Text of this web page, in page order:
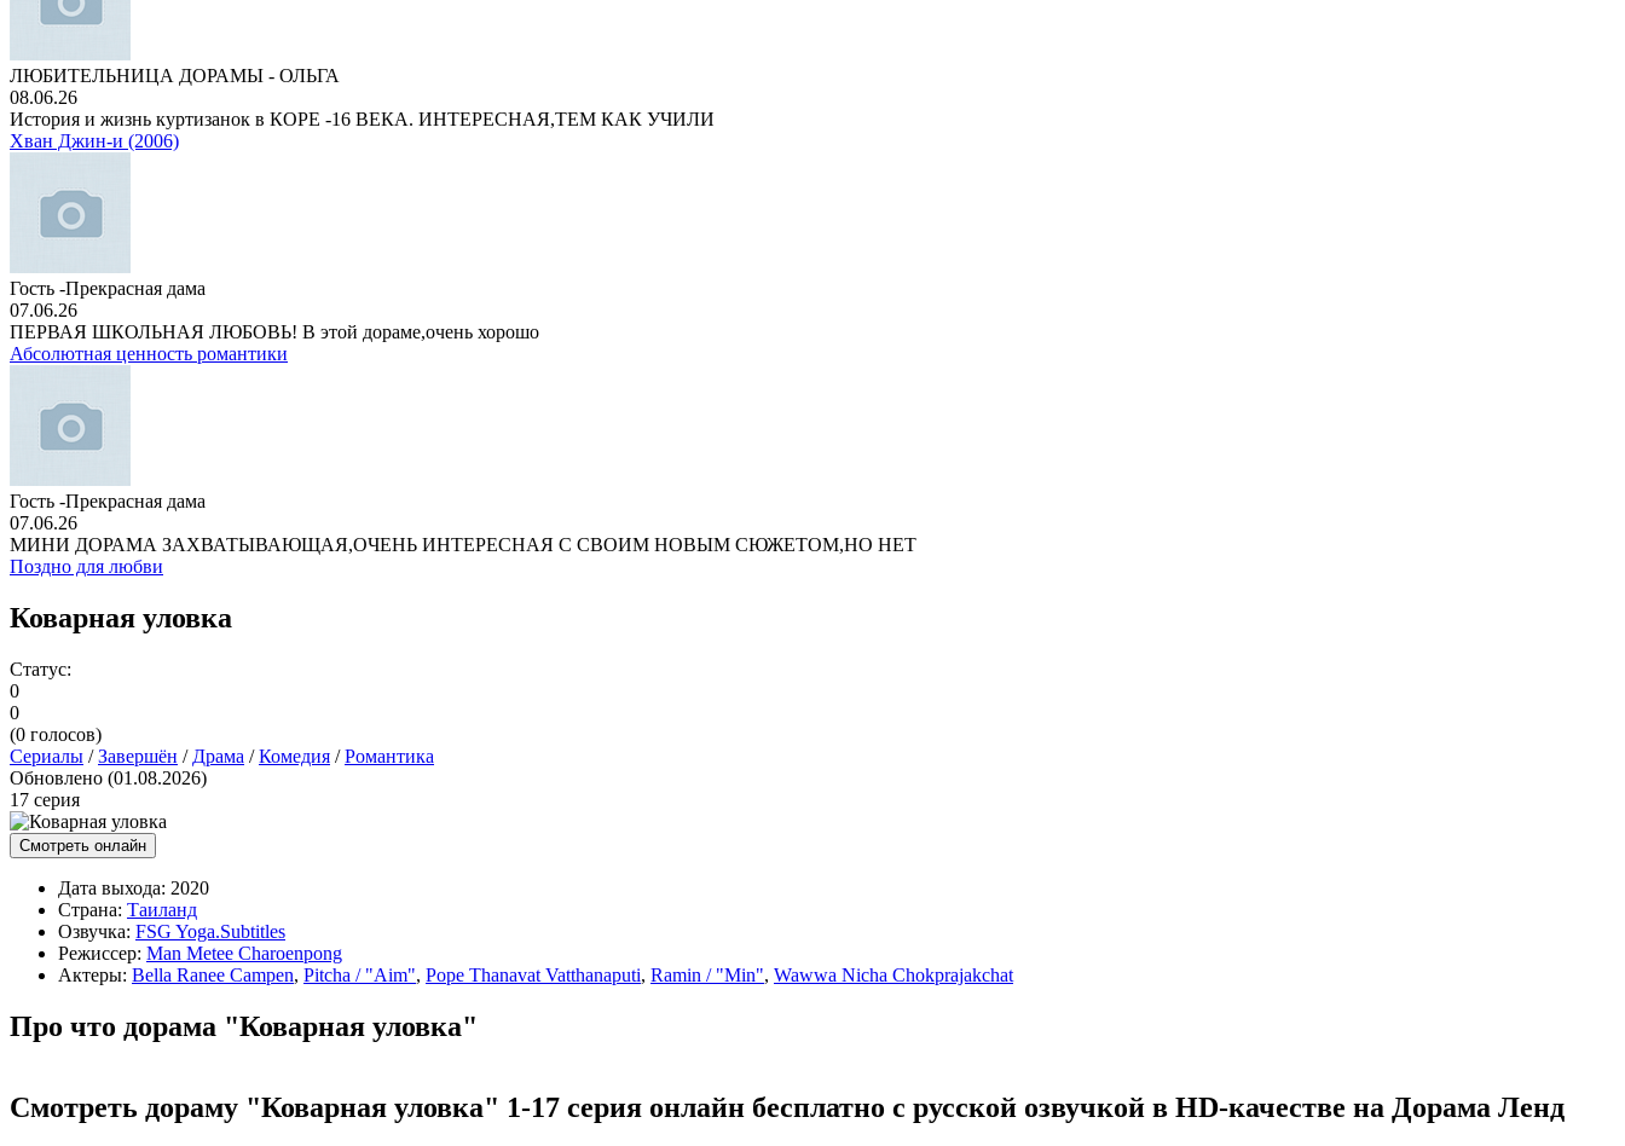
ЛЮБИТЕЛЬНИЦА ДОРАМЫ - ОЛЬГА
08.06.26
История и жизнь куртизанок в КОРЕ -16 ВЕКА. ИНТЕРЕСНАЯ,ТЕМ КАК УЧИЛИ
Хван Джин-и (2006)
Гость -Прекрасная дама
07.06.26
ПЕРВАЯ ШКОЛЬНАЯ ЛЮБОВЬ! В этой дораме,очень хорошо
Абсолютная ценность романтики
Гость -Прекрасная дама
07.06.26
МИНИ ДОРАМА ЗАХВАТЫВАЮЩАЯ,ОЧЕНЬ ИНТЕРЕСНАЯ С СВОИМ НОВЫМ СЮЖЕТОМ,НО НЕТ
Поздно для любви
Коварная уловка
Статус:
0
0
(0 голосов)
Сериалы /Завершён / Драма /Комедия /Романтика
Обновлено (01.08.2026)
17 серия
Смотреть онлайн
Дата выхода: 2020
Страна: Таиланд
Озвучка: FSG Yoga.Subtitles
Режиссер: Man Metee Charoenpong
Актеры: Bella Ranee Campen, Pitcha / "Aim", Pope Thanavat Vatthanaputi, Ramin / "Min", Wawwa Nicha Chokprajakchat
Про что дорама "Коварная уловка"
Смотреть дораму "Коварная уловка" 1-17 серия онлайн бесплатно с русской озвучкой в HD-качестве на Дорама Ленд